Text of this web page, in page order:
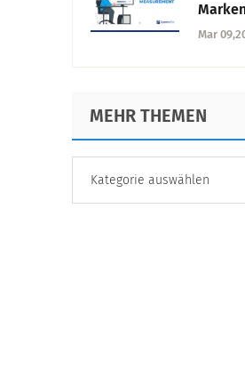
Wie
Mar
MEHR THEMEN
THEMEN